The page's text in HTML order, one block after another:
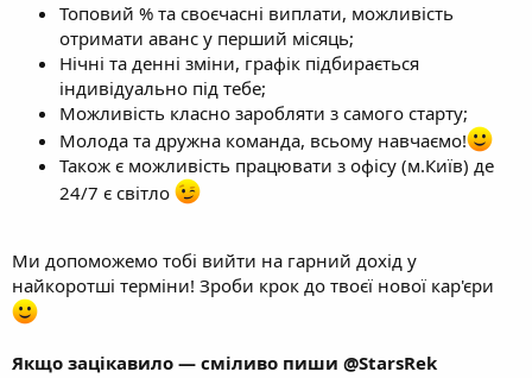
Топовий % та своєчасні виплати, можливість
отримати аванс у перший місяць;
Нічні та денні зміни, графік підбирається
індивідуально під тебе;
Можливість класно заробляти з самого старту;
Молода та дружна команда, всьому навчаємо!
Також є можливість працювати з офісу (м.Київ) де
24/7 є світло
Ми допоможемо тобі вийти на гарний дохід у
найкоротші терміни! Зроби крок до твоєї нової кар'єри
Якщо зацікавило — сміливо пиши @StarsRek